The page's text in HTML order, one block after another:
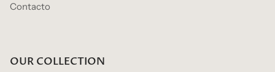
Contacto
OUR COLLECTION